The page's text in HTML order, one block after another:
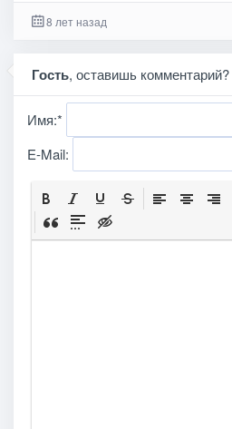
8 лет назад
Гость, оставишь комментарий?
Имя:*
E-Mail: